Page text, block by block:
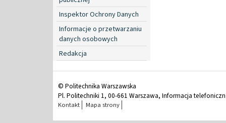
Inspektor Ochrony Danych
Informacje o przetwarzaniu
danych osobowych
Redakcja
© Politechnika Warszawska
Pl. Politechniki 1, 00-661 Warszawa, Informacja
Kontakt Mapa strony